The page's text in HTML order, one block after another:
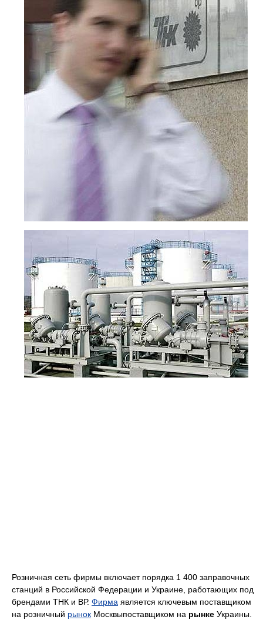
Розничная сеть фирмы включает порядка 1 400 заправочных
станций в Российской Федерации и Украине, работающих под
брендами ТНК и ВР. Фирма является ключевым поставщиком
на розничный рынок Москвыпоставщиком на рынке Украины.